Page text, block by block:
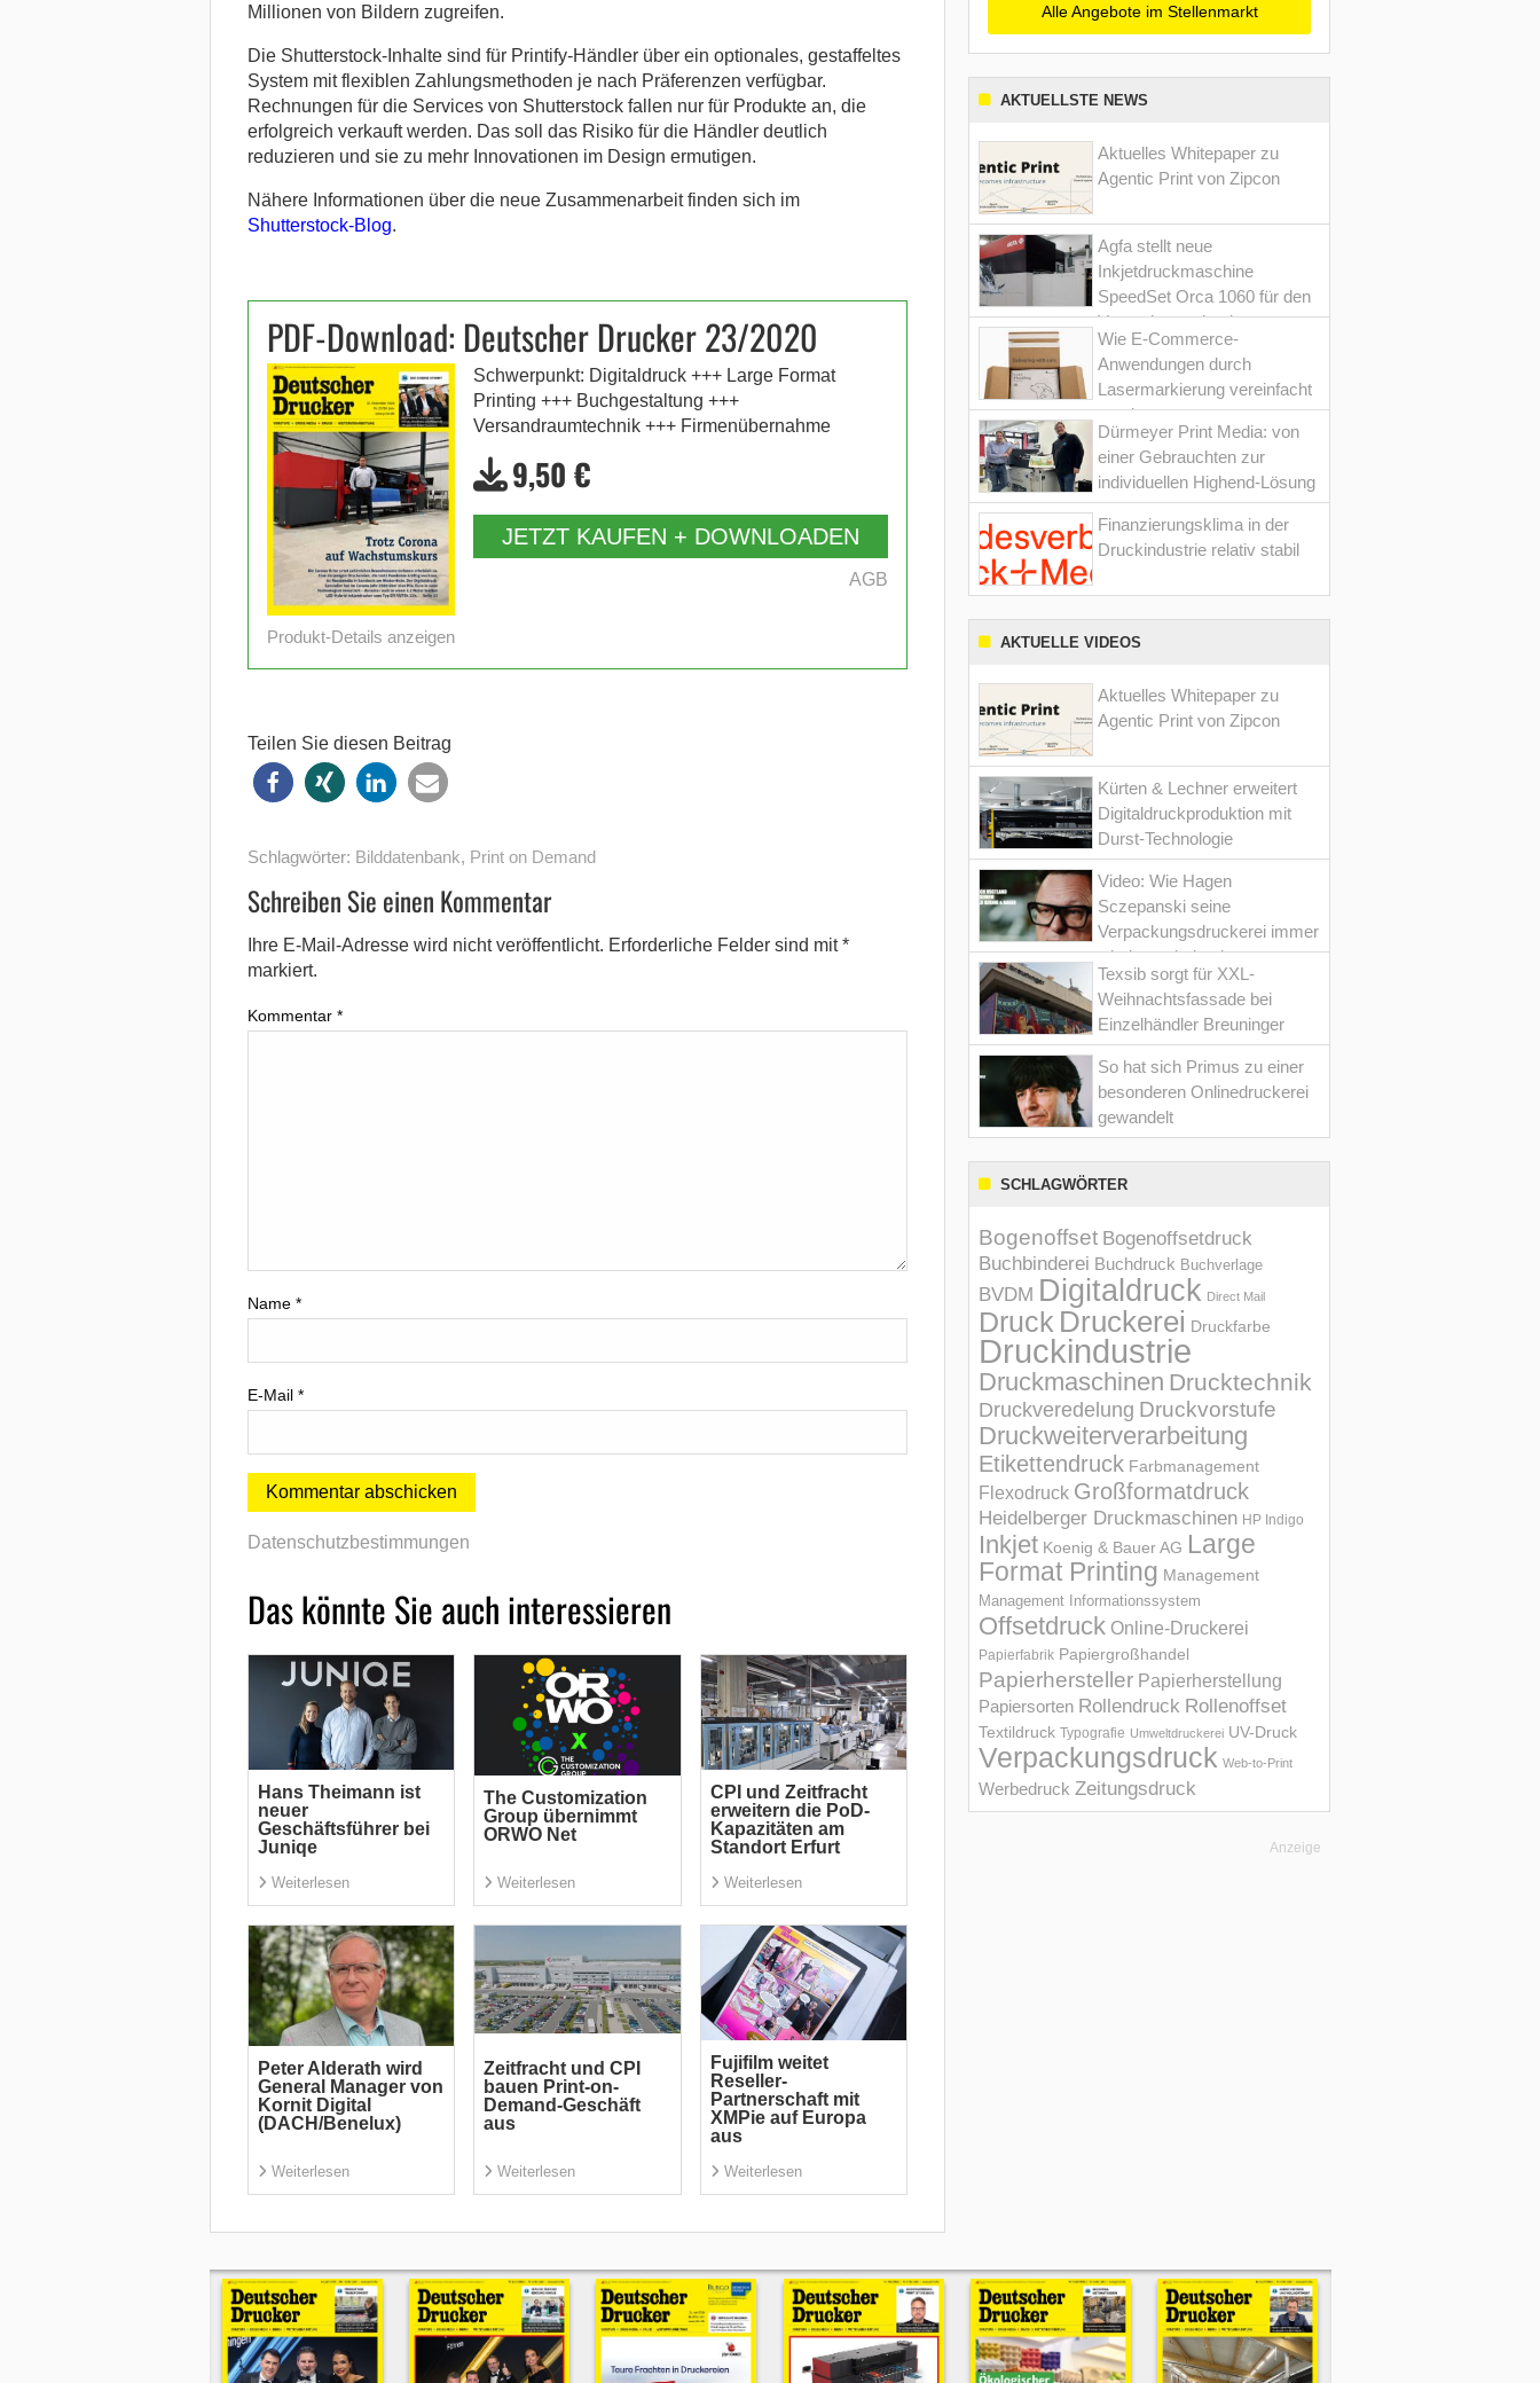
Millionen von Bildern zugreifen.
Die Shutterstock-Inhalte sind für Printify-Händler über ein optionales, gestaffeltes
System mit flexiblen Zahlungsmethoden je nach Präferenzen verfügbar.
Rechnungen für die Services von Shutterstock fallen nur für Produkte an, die
erfolgreich verkauft werden. Das soll das Risiko für die Händler deutlich
reduzieren und sie zu mehr Innovationen im Design ermutigen.
Nähere Informationen über die neue Zusammenarbeit finden sich im
Shutterstock-Blog.
PDF-Download: Deutscher Drucker 23/2020
Produkt-Details anzeigen
Schwerpunkt: Digitaldruck +++ Large Format
Printing +++ Buchgestaltung +++
Versandraumtechnik +++ Firmenübernahme
9,50 €
JETZT KAUFEN + DOWNLOADEN
AGB
Teilen Sie diesen Beitrag
Schlagwörter: Bilddatenbank, Print on Demand
Schreiben Sie einen Kommentar
Ihre E-Mail-Adresse wird nicht veröffentlicht. Erforderliche Felder sind mit*
markiert.
Kommentar *
Name *
E-Mail *
Datenschutzbestimmungen
Das könnte Sie auch interessieren
Hans Theimann ist
neuer
Geschäftsführer bei
Juniqe
Weiterlesen
The Customization
Group übernimmt
ORWO Net
Weiterlesen
CPI und Zeitfracht
erweitern die PoD-
Kapazitäten am
Standort Erfurt
Weiterlesen
Peter Alderath wird
General Manager von
Kornit Digital
(DACH/Benelux)
Weiterlesen
Zeitfracht und CPI
bauen Print-on-
Demand-Geschäft
aus
Weiterlesen
Fujifilm weitet
Reseller-
Partnerschaft mit
XMPie auf Europa
aus
Weiterlesen
Alle Angebote im Stellenmarkt
AKTUELLSTE NEWS
Aktuelles Whitepaper zu
Agentic Print von Zipcon
Agfa stellt neue
Inkjetdruckmaschine
SpeedSet Orca 1060 für den
Verpackungsdruck vor
Wie E-Commerce-
Anwendungen durch
Lasermarkierung vereinfacht
werden
Dürmeyer Print Media: von
einer Gebrauchten zur
individuellen Highend-Lösung
Finanzierungsklima in der
Druckindustrie relativ stabil
AKTUELLE VIDEOS
Aktuelles Whitepaper zu
Agentic Print von Zipcon
Kürten & Lechner erweitert
Digitaldruckproduktion mit
Durst-Technologie
Video: Wie Hagen
Sczepanski seine
Verpackungsdruckerei immer
wieder optimiert hat
Texsib sorgt für XXL-
Weihnachtsfassade bei
Einzelhändler Breuninger
So hat sich Primus zu einer
besonderen Onlinedruckerei
gewandelt
SCHLAGWÖRTER
Bogenoffset Bogenoffsetdruck
Buchbinderei Buchdruck Buchverlage
BVDM Digitaldruck Direct Mail
Druck Druckerei Druckfarbe
Druckindustrie
Druckmaschinen Drucktechnik
Druckveredelung Druckvorstufe
Druckweiterverarbeitung
Etikettendruck Farbmanagement
Flexodruck Großformatdruck
Heidelberger Druckmaschinen HP Indigo
Inkjet Koenig & Bauer AG Large
Format Printing Management
Management Informations­system
Offsetdruck Online-Druckerei
Papierfabrik Papiergroßhandel
Papierhersteller Papierherstellung
Papiersorten Rollendruck Rollenoffset
Textildruck Typografie Umweltdruckerei UV-Druck
Verpackungsdruck Web-to-Print
Werbedruck Zeitungsdruck
Anzeige